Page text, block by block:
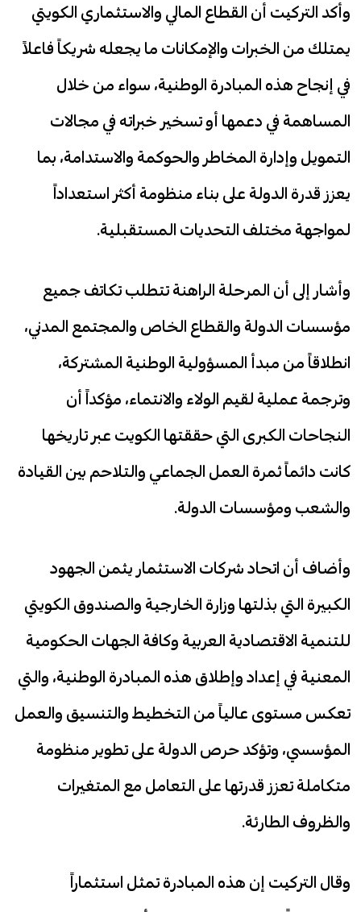
وأكد التركيت أن القطاع المالي والاستثماري الكويتي
يمتلك من الخبرات والإمكانات ما يجعله شريكاً فاعلاً
في إنجاح هذه المبادرة الوطنية، سواء من خلال
المساهمة في دعمها أو تسخير خبراته في مجالات
التمويل وإدارة المخاطر والحوكمة والاستدامة، بما
يعزز قدرة الدولة على بناء منظومة أكثر استعداداً
لمواجهة مختلف التحديات المستقبلية.
وأشار إلى أن المرحلة الراهنة تتطلب تكاتف جميع
مؤسسات الدولة والقطاع الخاص والمجتمع المدني،
انطلاقاً من مبدأ المسؤولية الوطنية المشتركة،
وترجمة عملية لقيم الولاء والانتماء، مؤكداً أن
النجاحات الكبرى التي حققتها الكويت عبر تاريخها
كانت دائماً ثمرة العمل الجماعي والتلاحم بين القيادة
والشعب ومؤسسات الدولة.
وأضاف أن اتحاد شركات الاستثمار يثمن الجهود
الكبيرة التي بذلتها وزارة الخارجية والصندوق الكويتي
للتنمية الاقتصادية العربية وكافة الجهات الحكومية
المعنية في إعداد وإطلاق هذه المبادرة الوطنية، والتي
تعكس مستوى عالياً من التخطيط والتنسيق والعمل
المؤسسي، وتؤكد حرص الدولة على تطوير منظومة
متكاملة تعزز قدرتها على التعامل مع المتغيرات
والظروف الطارئة.
وقال التركيت إن هذه المبادرة تمثل استثماراً